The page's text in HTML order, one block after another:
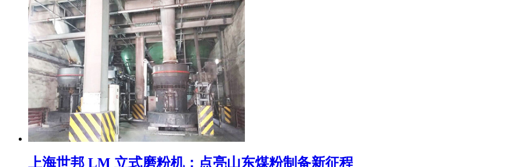
上海世邦 LM 立式磨粉机：点亮山东煤粉制备新征程